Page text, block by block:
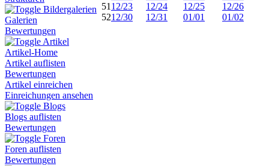
Bildergalerien
Galerien
Bewertungen
Artikel
Artikel-Home
Artikel auflisten
Bewertungen
Artikel einreichen
Einreichungen ansehen
Blogs
Blogs auflisten
Bewertungen
Foren
Foren auflisten
Bewertungen
51 12/23 12/24 12/25
12/26
5212/30 12/31 01/01 01/02